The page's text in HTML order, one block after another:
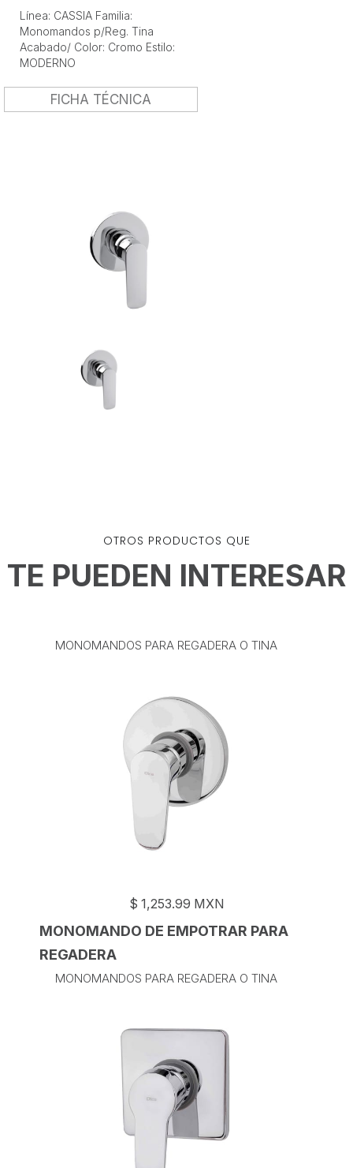
Línea: CASSIA Familia:
Monomandos p/Reg. Tina
Acabado/ Color: Cromo Estilo:
MODERNO
FICHA TÉCNICA
OTROS PRODUCTOS QUE
TE PUEDEN INTERESAR
MONOMANDOS PARA REGADERA O TINA
$ 1,253.99 MXN
MONOMANDO DE EMPOTRAR PARA
REGADERA
MONOMANDOS PARA REGADERA O TINA